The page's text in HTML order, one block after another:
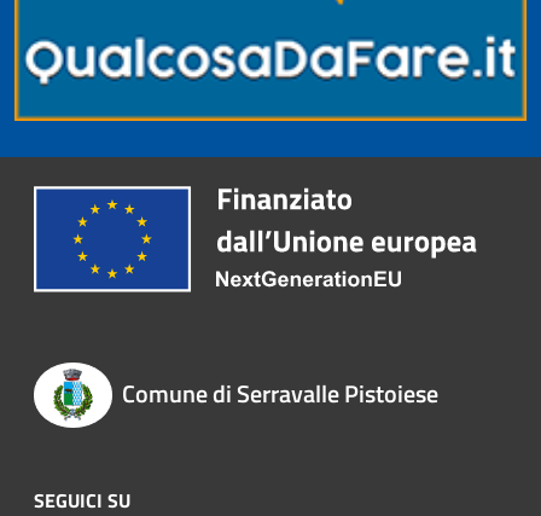
Comune di Serravalle Pistoiese
SEGUICI SU